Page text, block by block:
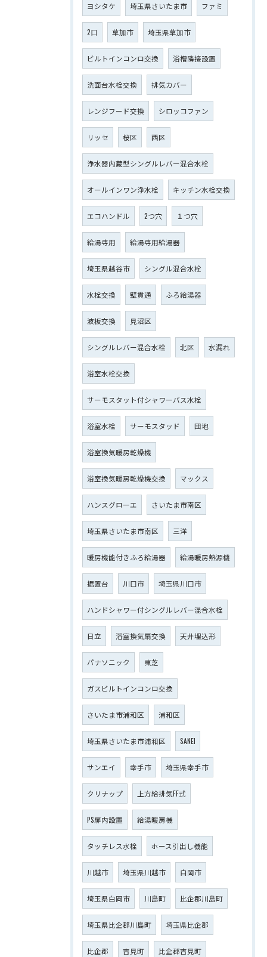
ヨシタケ 埼玉県さいたま市 ファミ
2口 草加市 埼玉県草加市
ビルトインコンロ交換 浴槽隣接設置
洗面台水栓交換 排気カバー
レンジフード交換 シロッコファン
リッセ 桜区 西区
浄水器内蔵型シングルレバー混合水栓
オールインワン浄水栓 キッチン水栓交換
エコハンドル 2つ穴 １つ穴
給湯専用 給湯専用給湯器
埼玉県越谷市 シングル混合水栓
水栓交換 壁貫通 ふろ給湯器
波板交換 見沼区
シングルレバー混合水栓 北区 水漏れ
浴室水栓交換
サーモスタット付シャワーバス水栓
浴室水栓 サーモスタッド 団地
浴室換気暖房乾燥機
浴室換気暖房乾燥機交換 マックス
ハンスグローエ さいたま市南区
埼玉県さいたま市南区 三洋
暖房機能付きふろ給湯器 給湯暖房熱源機
据置台 川口市 埼玉県川口市
ハンドシャワー付シングルレバー混合水栓
日立 浴室換気扇交換 天井埋込形
パナソニック 東芝
ガスビルトインコンロ交換
さいたま市浦和区 浦和区
埼玉県さいたま市浦和区 SANEI
サンエイ 幸手市 埼玉県幸手市
クリナップ 上方給排気FF式
PS扉内設置 給湯暖房機
タッチレス水栓 ホース引出し機能
川越市 埼玉県川越市 白岡市
埼玉県白岡市 川島町 比企郡川島町
埼玉県比企郡川島町 埼玉県比企郡
比企郡 吉見町 比企郡吉見町